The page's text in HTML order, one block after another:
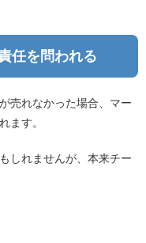
任を問われる
売れなかった場合、マー
ます。
しれませんが、本来チー